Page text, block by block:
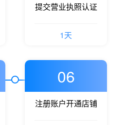
提交营业执照认证
1天
06
注册账户开通店铺